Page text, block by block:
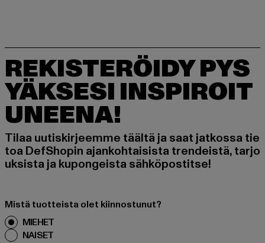
REKISTERÖIDY PYS
YÄKSESI INSPIROIT
UNEENA!
Tilaa uutiskirjeemme täältä ja saat jatkossa tie
toa DefShopin ajankohtaisista trendeistä, tarjo
uksista ja kupongeista sähköpostitse!
Mistä tuotteista olet kiinnostunut?
MIEHET
NAISET